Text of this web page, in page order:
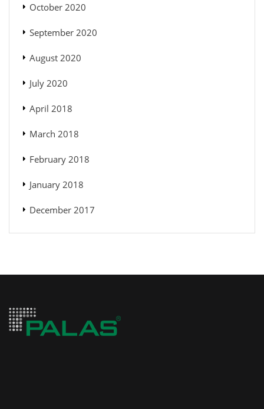
October 2020
September 2020
August 2020
July 2020
April 2018
March 2018
February 2018
January 2018
December 2017